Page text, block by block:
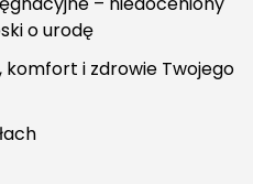
o urodę
i zdrowie Twojego